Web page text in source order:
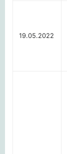
19.05.2022